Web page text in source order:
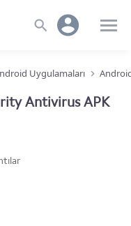
Uygulamaları
Antivirus APK